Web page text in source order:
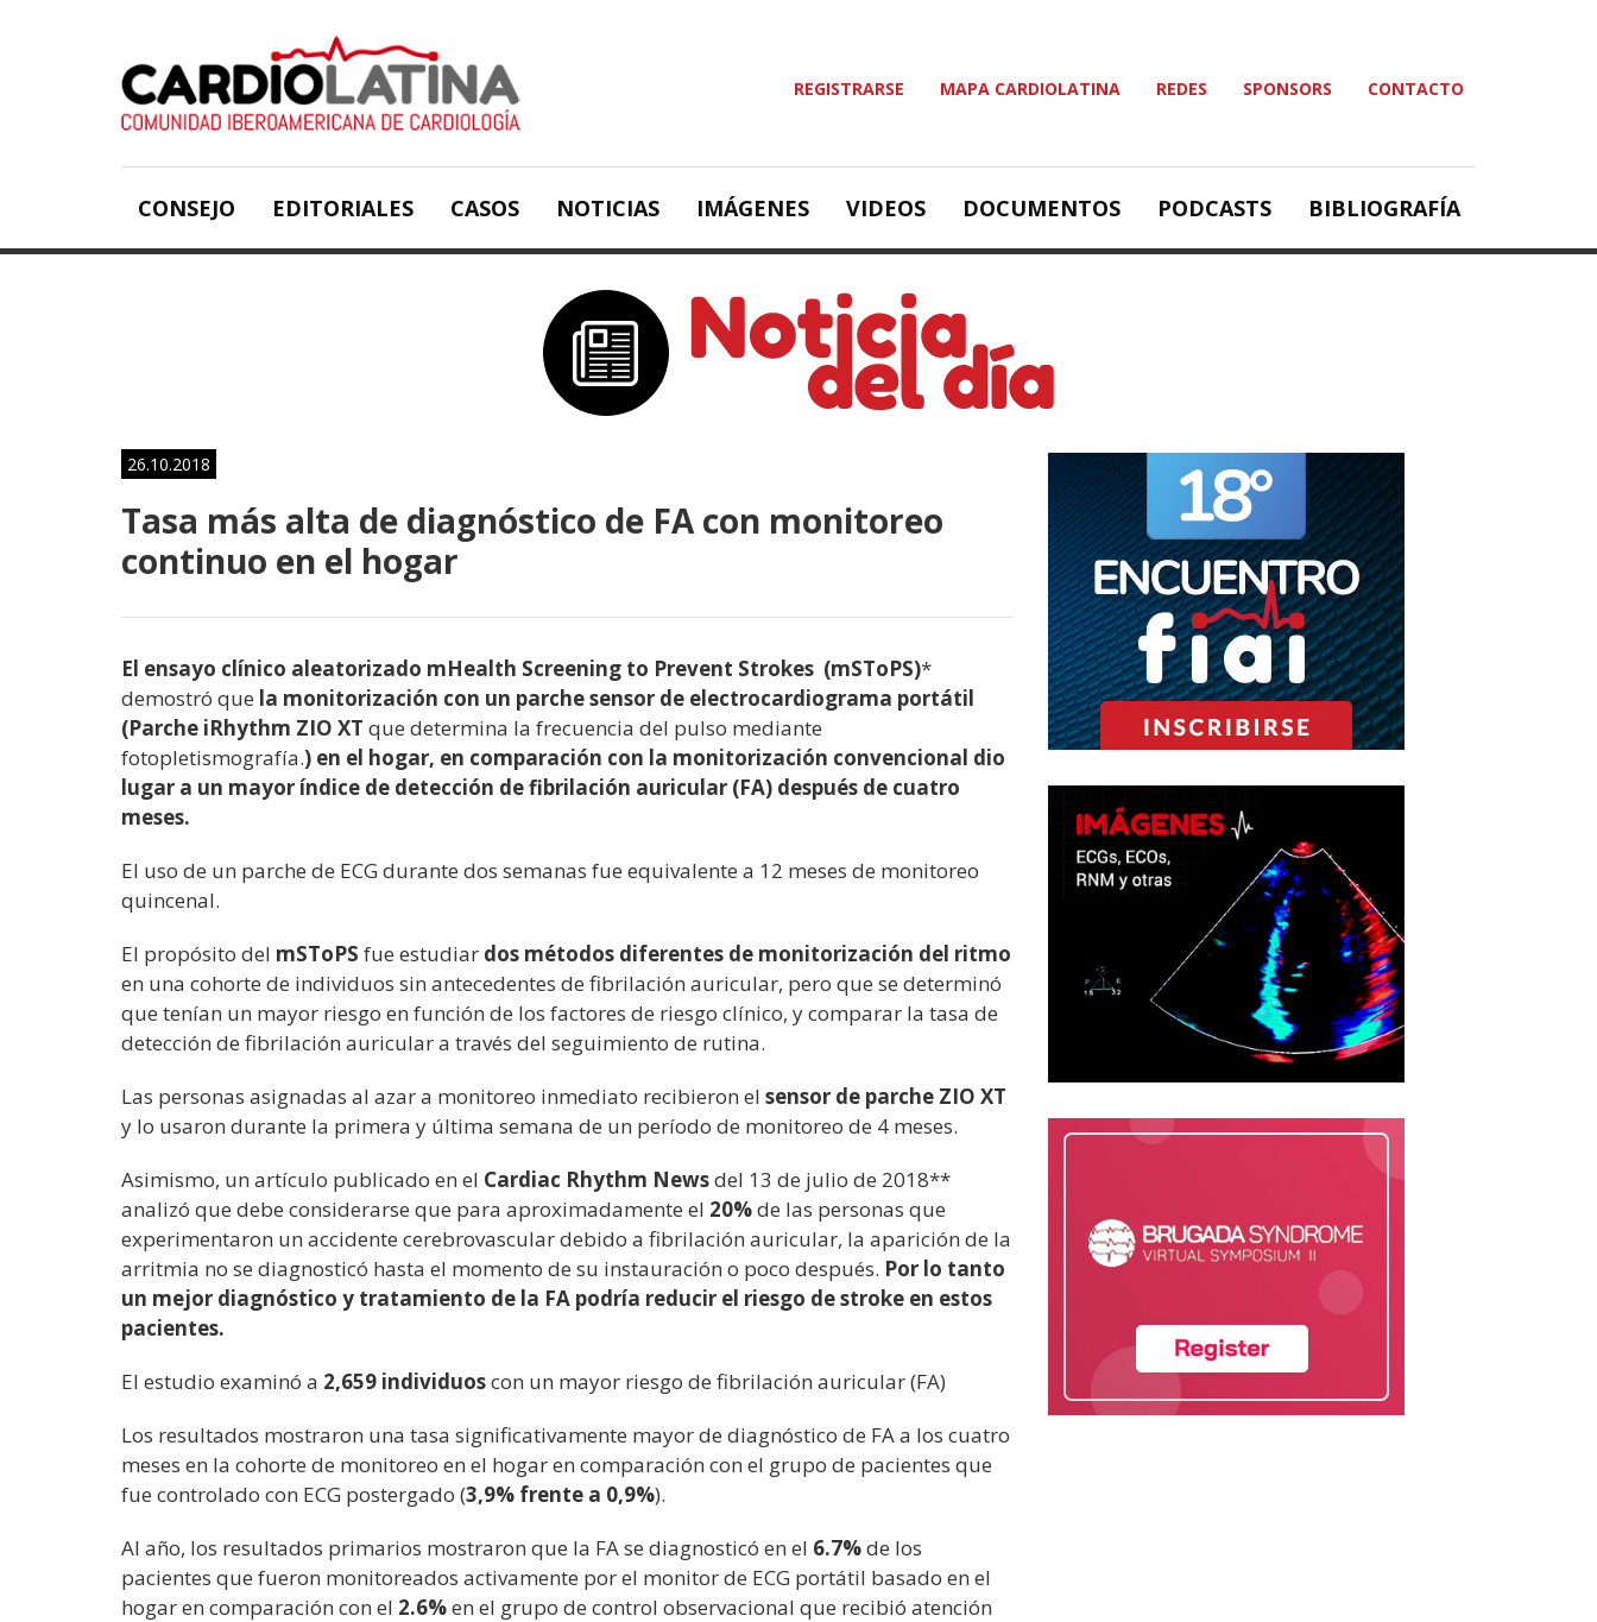
REGISTRARSE MAPA CARDIOLATINA REDES SPONSORS CONTACTO
CONSEJO EDITORIALES CASOS NOTICIAS IMÁGENES VIDEOS DOCUMENTOS PODCASTS BIBLIOGRAFÍA
26.10.2018
Tasa más alta de diagnóstico de FA con monitoreo
continuo en el hogar
El ensayo clínico aleatorizado mHealth Screening to Prevent Strokes (mSToPS)*
demostró que la monitorización con un parche sensor de electrocardiograma portátil
(Parche iRhythm ZIO XT que determina la frecuencia del pulso mediante
fotopletismografía.) en el hogar, en comparación con la monitorización convencional dio
lugar a un mayor índice de detección de fibrilación auricular (FA) después de cuatro
meses.
El uso de un parche de ECG durante dos semanas fue equivalente a 12 meses de monitoreo
quincenal.
El propósito del mSToPS fue estudiar dos métodos diferentes de monitorización del ritmo
en una cohorte de individuos sin antecedentes de fibrilación auricular, pero que se determinó
que tenían un mayor riesgo en función de los factores de riesgo clínico, y comparar la tasa de
detección de fibrilación auricular a través del seguimiento de rutina.
Las personas asignadas al azar a monitoreo inmediato recibieron el sensor de parche ZIO XT
y lo usaron durante la primera y última semana de un período de monitoreo de 4 meses.
Asimismo, un artículo publicado en el Cardiac Rhythm Newsdel 13 de julio de 2018**
analizó que debe considerarse que para aproximadamente el 20%de las personas que
experimentaron un accidente cerebrovascular debido a fibrilación auricular, la aparición de la
arritmia no se diagnosticó hasta el momento de su instauración o poco después. Por lo tanto
un mejor diagnóstico y tratamiento de la FA podría reducir el riesgo de stroke en estos
pacientes.
El estudio examinó a 2,659 individuoscon un mayor riesgo de fibrilación auricular (FA)
Los resultados mostraron una tasa significativamente mayor de diagnóstico de FA a los cuatro
meses en la cohorte de monitoreo en el hogar en comparación con el grupo de pacientes que
fue controlado con ECG postergado (3,9% frente a 0,9%).
Al año, los resultados primarios mostraron que la FA se diagnosticó en el 6.7%de los
pacientes que fueron monitoreados activamente por el monitor de ECG portátil basado en el
hogar en comparación con el 2.6%en el grupo de control observacional que recibió atención